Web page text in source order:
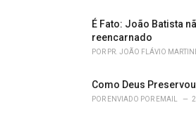
É Fato: João Batista
reencarnado
POR PR. JOÃO FLÁVIO
Como Deus
POR ENVIADO POR EMAIL